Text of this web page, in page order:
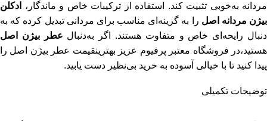
مردانه به‌خوبی تثبیت کند. استفاده از ترکیبات خاص و ماندگار،
ادکلن
بیژن مردانه اصل را به گزینه‌ای مناسب برای مردانی تبدیل کرده که به
دنبال رایحه‌ای خاص و متفاوت هستند. اگر به‌دنبال عطر بیژن اصل
هستید،در فروشگاه معتبر پرفیوم عزیز بهترینقیمت عطر بیژن اصل را
پیدا کنید تا با خیالی آسوده به خرید بی‌نظیر دست یابید.
توضیحات تکمیلی